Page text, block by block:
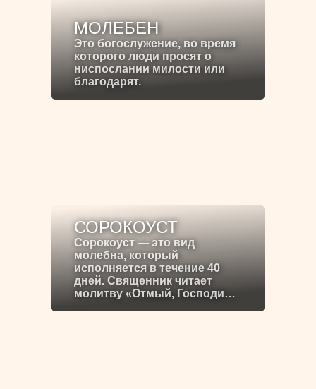
МОЛЕБЕН
Это богослужение, во время
которого люди просят о
ниспослании милости или
благодарят.
СОРОКОУСТ
Сорокоуст — это вид
молебна, который
исполняется в течение 40
дней. Священник читает
молитву «Отмый, Господи…